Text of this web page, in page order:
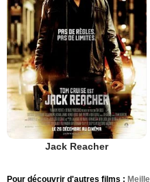
Jack Reacher
Pour découvrir d'autres films :